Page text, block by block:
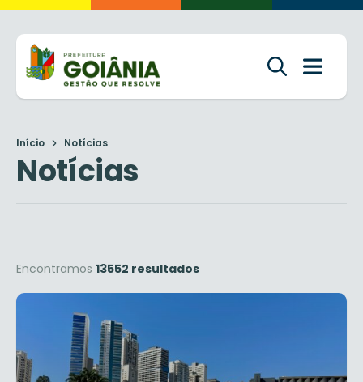
Início Notícias
Notícias
Encontramos 13552 resultados